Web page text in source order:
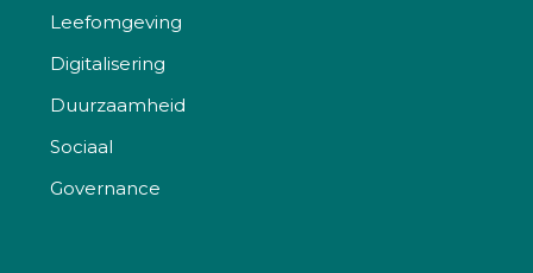
Leefomgeving
Digitalisering
Duurzaamheid
Sociaal
Governance